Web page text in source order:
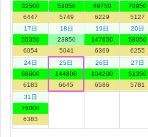
32500
6447
51050
5749
49750
6229
70950
5127
17日
55350
6054
18日
23850
5041
19日
147650
6369
20日
58050
6255
24日
68600
6183
25日
144800
6645
26日
104200
6586
27日
51350
5781
31日
76000
6383